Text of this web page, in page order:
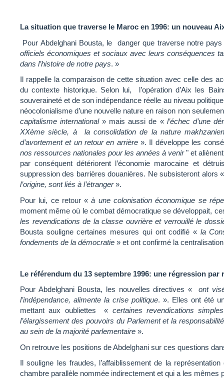
La situation que traverse le Maroc en 1996: un nouveau
Pour Abdelghani Bousta, le danger que traverse notre
officiels économiques et sociaux avec leurs conséquences
dans l’histoire de notre pays. »
Il rappelle la comparaison de cette situation avec celle des
du contexte historique. Selon lui, l’opération d’Aix les
souveraineté et de son indépendance réelle au niveau
néocolonialisme d’une nouvelle nature en raison non
capitalisme international» mais aussi de « l’échec d’une
XXème siècle, à la consolidation de la nature
d’avortement et un retour en arrière». Il développe les
nos ressources nationales pour les années à venir" et
par conséquent détériorent l’économie marocaine et
suppression des barrières douanières. Ne subsisteront alors
l’origine, sont liés à l’étranger».
Pour lui, ce retour «à une colonisation économique se
moment même où le combat démocratique se développait,
les revendications de la classe ouvrière et verrouillé le
Bousta souligne certaines mesures qui ont codifié « la
fondements de la démocratie » et ont confirmé la
Le référendum du 13 septembre 1996: une régression
Pour Abdelghani Bousta, les nouvelles directives «ont
l’indépendance, alimente la crise politique. ». Elles ont été
mettant aux oubliettes « certaines revendications
l’élargissement des pouvoirs du Parlement et la
au sein de la majorité parlementaire ».
On retrouve les positions de Abdelghani sur ces questions
Il souligne les fraudes, l’affaiblissement de la
chambre parallèle nommée indirectement et qui a les